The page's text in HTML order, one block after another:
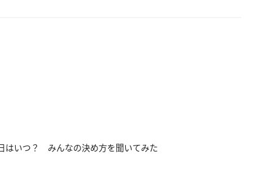
はいつ？ みんなの決め方を聞いてみた